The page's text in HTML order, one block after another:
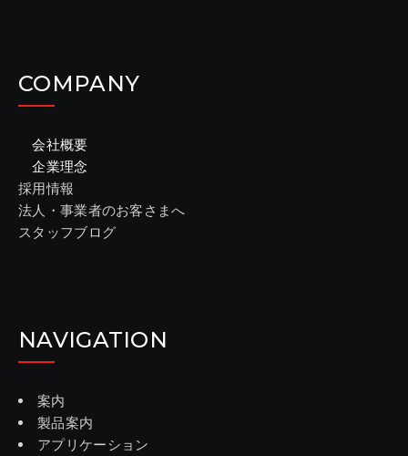
COMPANY
会社概要
企業理念
採用情報
法人・事業者のお客さまへ
スタッフブログ
NAVIGATION
案内
製品案内
アプリケーション